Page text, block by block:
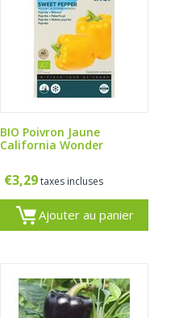
BIO Poivron Jaune
California Wonder
€3,29 taxes incluses
Ajouter au panier